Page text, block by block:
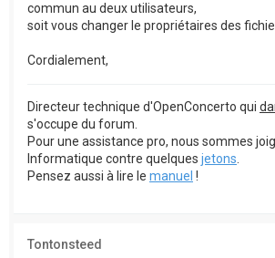
commun au deux utilisateurs,
soit vous changer le propriétaires des
Cordialement,
Directeur technique d'OpenConcerto qui
s'occupe du forum.
Pour une assistance pro, nous sommes
Informatique contre quelques jetons
Pensez aussi à lire le manuel !
Tontonsteed